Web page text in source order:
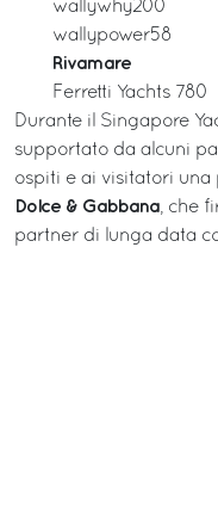
wallywhy200
wallypower58
Rivamare
Ferretti Yachts 780
Durante il Singapore
supportato da alcuni
ospiti e ai visitatori una
Dolce & Gabbana , che
partner di lunga data